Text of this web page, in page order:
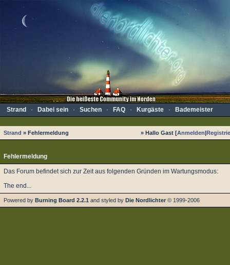
Strand · Dabei sein· Suchen· FAQ· Kurgäste· Bademeister
Strand » Fehlermeldung » Hallo Gast [Anmelden|
Fehlermeldung
Das Forum befindet sich zur Zeit aus folgenden Gründen im Wartungsmodus:
The end...
Powered by Burning Board 2.2.1 and styled by Die Nordlichter © 1999-2006